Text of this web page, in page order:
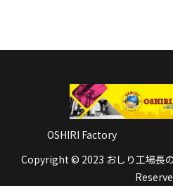
OSHIRI Factory
Copyright © 2023 おしり工場長